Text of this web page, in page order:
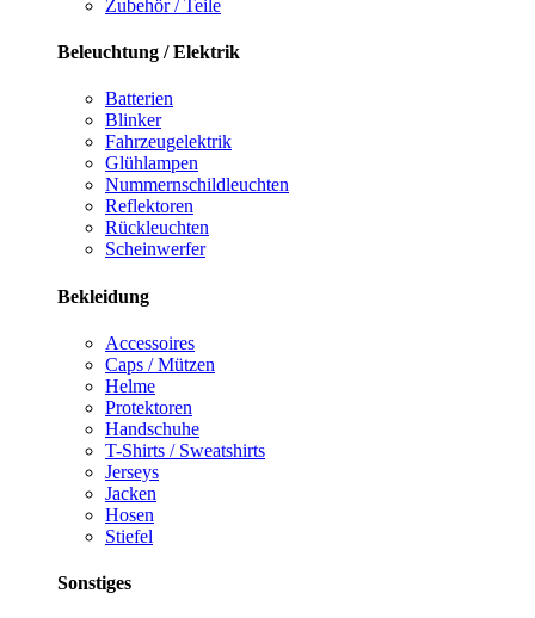
Zubehör / Teile
Beleuchtung / Elektrik
Batterien
Blinker
Fahrzeugelektrik
Glühlampen
Nummernschildleuchten
Reflektoren
Rückleuchten
Scheinwerfer
Bekleidung
Accessoires
Caps / Mützen
Helme
Protektoren
Handschuhe
T-Shirts / Sweatshirts
Jerseys
Jacken
Hosen
Stiefel
Sonstiges